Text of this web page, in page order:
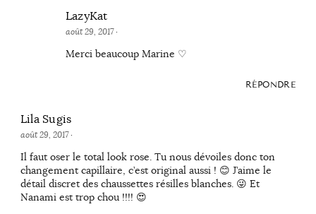
LazyKat
août 29, 2017·
Merci beaucoup Marine ♡
RÉPONDRE
Lila Sugis
août 29, 2017·
Il faut oser le total look rose. Tu nous dévoiles donc ton
changement capillaire, c’est original aussi ! 😊 J’aime le
détail discret des chaussettes résilles blanches. 😜 Et
Nanami est trop chou !!!! 😍